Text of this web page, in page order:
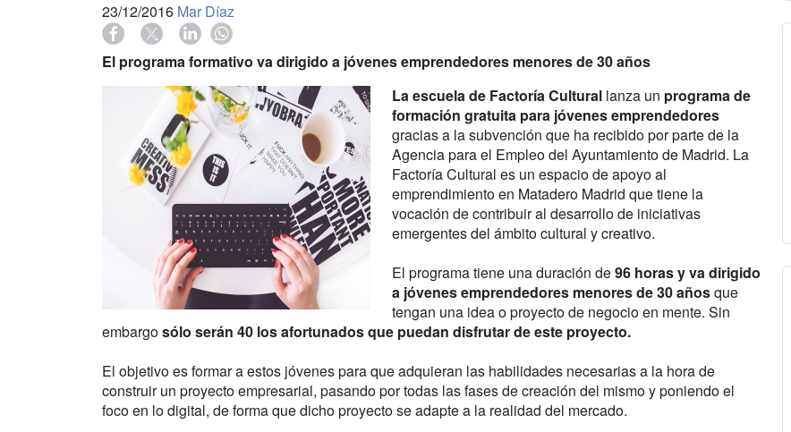
23/12/2016 Mar Díaz
El programa formativo va dirigido a jóvenes emprendedores menores de 30 años
La escuela de Factoría Cultural lanza un programa de
formación gratuita para jóvenes emprendedores
gracias a la subvención que ha recibido por parte de la
Agencia para el Empleo del Ayuntamiento de Madrid. La
Factoría Cultural es un espacio de apoyo al
emprendimiento en Matadero Madrid que tiene la
vocación de contribuir al desarrollo de iniciativas
emergentes del ámbito cultural y creativo.
El programa tiene una duración de96 horas y va dirigido
a jóvenes emprendedores menores de 30 añosque
tengan una idea o proyecto de negocio en mente. Sin
embargosólo serán 40 los afortunados que puedan disfrutar de este proyecto.
El objetivo es formar a estos jóvenes para que adquieran las habilidades necesarias a la hora de
construir un proyecto empresarial, pasando por todas las fases de creación del mismo y poniendo el
foco en lo digital, de forma que dicho proyecto se adapte a la realidad del mercado.